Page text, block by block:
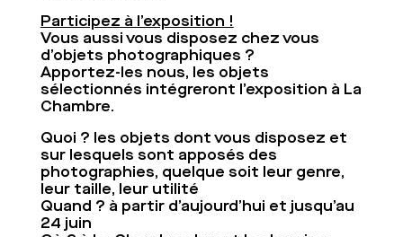
Participez à l’exposition !
Vous aussi vous disposez chez vous
d’objets photographiques ?
Apportez-les nous, les objets
sélectionnés intégreront l’exposition à La
Chambre.
Quoi ? les objets dont vous disposez et
sur lesquels sont apposés des
photographies, quelque soit leur genre,
leur taille, leur utilité
Quand ? à partir d’aujourd’hui et jusqu’au
24 juin